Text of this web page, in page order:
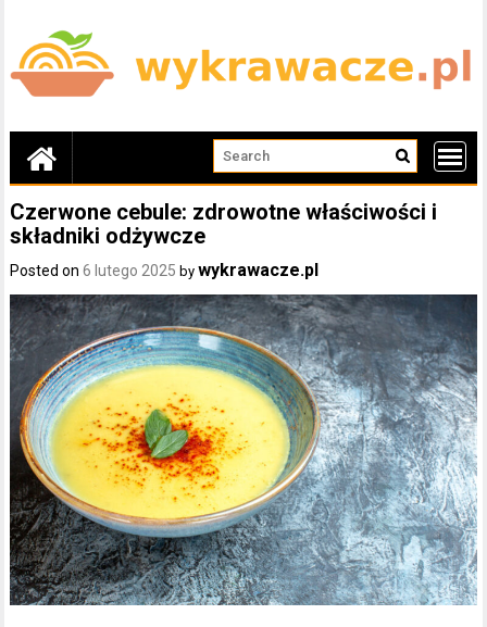
content
Czerwone cebule: zdrowotne właściwości i
składniki odżywcze
Posted on6 lutego 2025 bywykrawacze.pl